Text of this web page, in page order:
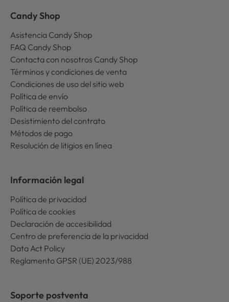
Candy Shop
Asistencia Candy Shop
FAQ Candy Shop
Contacta con nosotros Candy Shop
Términos y condiciones de venta
Condiciones de uso del sitio web
Política de envío
Política de reembolso
Desistimiento del contrato
Métodos de pago
Resolución de litigios en línea
Información legal
Política de privacidad
Política de cookies
Declaración de accesibilidad
Centro de preferencia de la privacidad
Data Act Policy
Reglamento GPSR (UE) 2023/988
Soporte postventa